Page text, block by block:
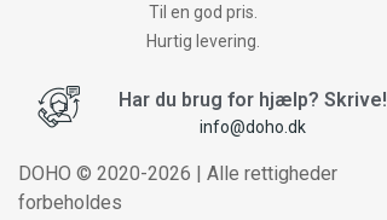
Til en god pris.
Hurtig levering.
Har du brug for hjælp? Skrive!
info@doho.dk
DOHO © 2020-2026 | Alle rettigheder
forbeholdes